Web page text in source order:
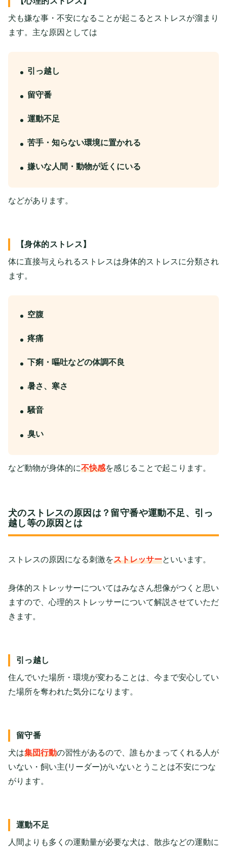
犬も嫌な事・不安になることが起こるとストレスが溜まり
ます。主な原因としては
引っ越し
留守番
運動不足
苦手・知らない環境に置かれる
嫌いな人間・動物が近くにいる
などがあります。
【身体的ストレス】
体に直接与えられるストレスは身体的ストレスに分類され
ます。
空腹
疼痛
下痢・嘔吐などの体調不良
暑さ、寒さ
騒音
臭い
など動物が身体的に不快感を感じることで起こります。
犬のストレスの原因は？留守番や運動不足、引っ
越し等の原因とは
ストレスの原因になる刺激をストレッサーといいます。
身体的ストレッサーについてはみなさん想像がつくと思い
ますので、心理的ストレッサーについて解説させていただ
きます。
引っ越し
住んでいた場所・環境が変わることは、今まで安心してい
た場所を奪われた気分になります。
留守番
犬は集団行動の習性があるので、誰もかまってくれる人が
いない・飼い主(リーダー)がいないとうことは不安につな
がります。
運動不足
人間よりも多くの運動量が必要な犬は、散歩などの運動に